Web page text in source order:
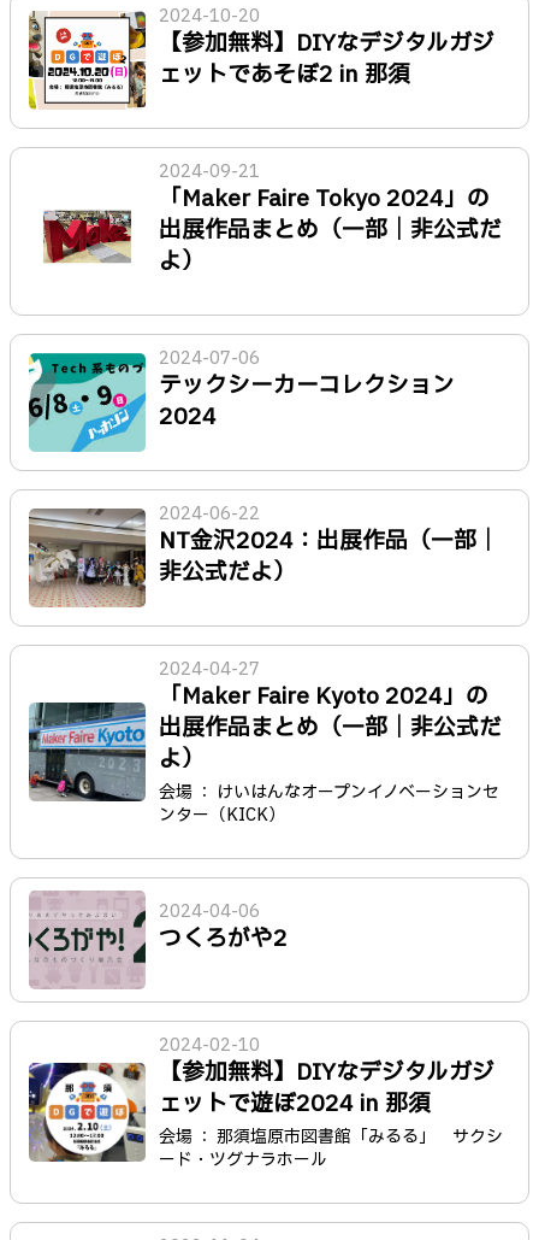
2024-10-20
【参加無料】DIYなデジタルガジ
ェットであそぼ2 in 那須
2024-09-21
「Maker Faire Tokyo 2024」の
出展作品まとめ（一部｜非公式だ
よ）
2024-07-06
テックシーカーコレクション
2024
2024-06-22
NT金沢2024：出展作品（一部｜
非公式だよ）
2024-04-27
「Maker Faire Kyoto 2024」の
出展作品まとめ（一部｜非公式だ
よ）
会場 ： けいはんなオープンイノベーションセ
ンター（KICK）
2024-04-06
つくろがや2
2024-02-10
【参加無料】DIYなデジタルガジ
ェットで遊ぼ2024 in 那須
会場 ： 那須塩原市図書館「みるる」 サクシ
ード・ツグナラホール